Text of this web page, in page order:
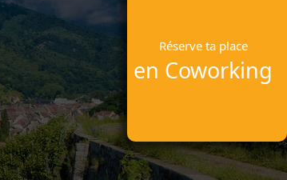
Réserve ta place
en Coworking